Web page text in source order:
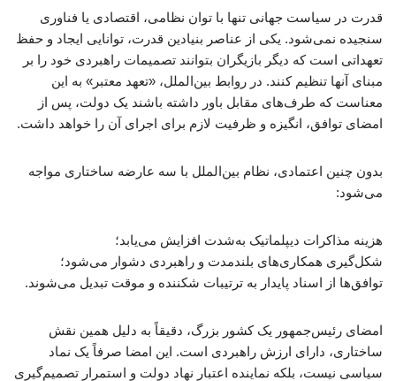
قدرت در سیاست جهانی تنها با توان نظامی، اقتصادی یا فناوری
سنجیده نمی‌شود. یکی از عناصر بنیادین قدرت، توانایی ایجاد و حفظ
تعهداتی است که دیگر بازیگران بتوانند تصمیمات راهبردی خود را بر
مبنای آنها تنظیم کنند. در روابط بین‌الملل، «تعهد معتبر» به این
معناست که طرف‌های مقابل باور داشته باشند یک دولت، پس از
امضای توافق، انگیزه و ظرفیت لازم برای اجرای آن را خواهد داشت.
بدون چنین اعتمادی، نظام بین‌الملل با سه عارضه ساختاری مواجه
می‌شود:
هزینه مذاکرات دیپلماتیک به‌شدت افزایش می‌یابد؛
شکل‌گیری همکاری‌های بلندمدت و راهبردی دشوار می‌شود؛
توافق‌ها از اسناد پایدار به ترتیبات شکننده و موقت تبدیل می‌شوند.
امضای رئیس‌جمهور یک کشور بزرگ، دقیقاً به دلیل همین نقش
ساختاری، دارای ارزش راهبردی است. این امضا صرفاً یک نماد
سیاسی نیست، بلکه نماینده اعتبار نهاد دولت و استمرار تصمیم‌گیری